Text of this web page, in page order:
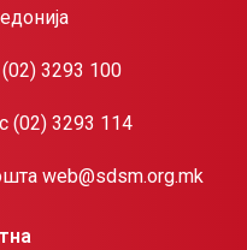
(02) 3293 100
(02) 3293 114
web@sdsm.org.mk